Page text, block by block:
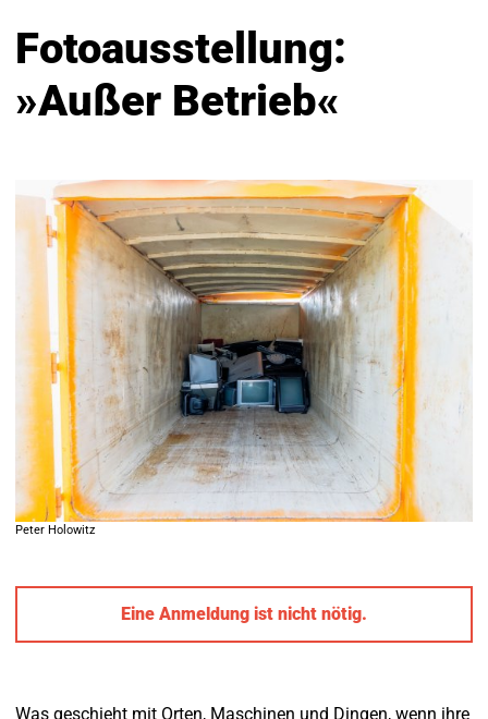
Fotoausstellung:
»Außer Betrieb«
Peter Holowitz
Eine Anmeldung ist nicht nötig.
Was geschieht mit Orten, Maschinen und Dingen, wenn ihre